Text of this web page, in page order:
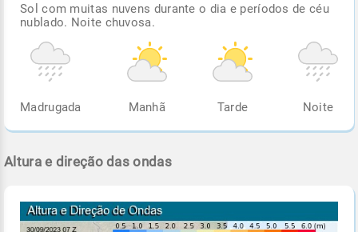
Sol com muitas nuvens durante o dia e períodos de céu
nublado. Noite chuvosa.
Madrugada Manhã Tarde Noite
Altura e direção das ondas